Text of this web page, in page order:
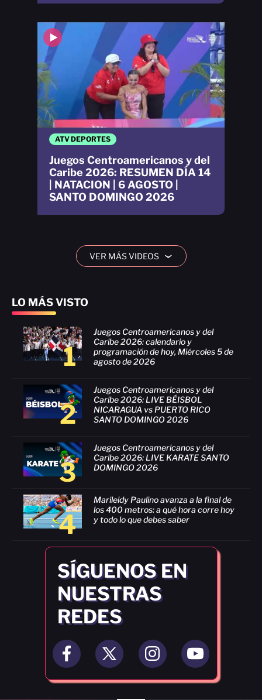
LO MÁS VISTO
1
Juegos Centroamericanos y del
Caribe 2026: calendario y
programación de hoy, Miércoles 5 de
agosto de 2026
2
Juegos Centroamericanos y del
Caribe 2026: LIVE BÉISBOL
NICARAGUA vs PUERTO RICO
SANTO DOMINGO 2026
3
Juegos Centroamericanos y del
Caribe 2026: LIVE KARATE SANTO
DOMINGO 2026
4
Marileidy Paulino avanza a la final de
los 400 metros: a qué hora corre hoy
y todo lo que debes saber
SÍGUENOS EN
NUESTRAS
REDES
ATV DEPORTES
Juegos Centroamericanos y del
Caribe 2026: RESUMEN DÍA 14
| NATACION | 6 AGOSTO |
SANTO DOMINGO 2026
VER MÁS VIDEOS ›